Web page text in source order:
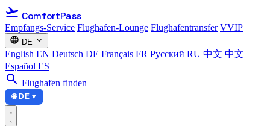
flight_takeoff ComfortPass
Empfangs-Service Flughafen-Lounge Flughafentransfer VVIP
language DE expand_more
English EN Deutsch DE Français FR Русский RU 中文 中文
Español ES
search Flughafen finden
🌐 DE ▾